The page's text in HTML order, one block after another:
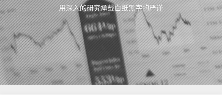
用深入的研究承载白纸黑字的严谨